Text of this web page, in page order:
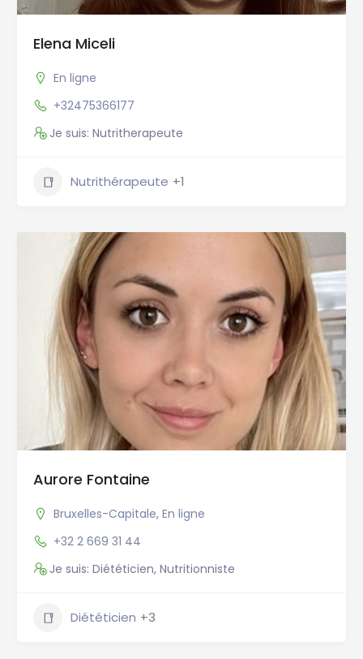
Elena Miceli
En ligne
+32475366177
Je suis: Nutritherapeute
Nutrithérapeute +1
Aurore Fontaine
Bruxelles-Capitale, En ligne
+32 2 669 31 44
Je suis: Diététicien, Nutritionniste
Diététicien +3